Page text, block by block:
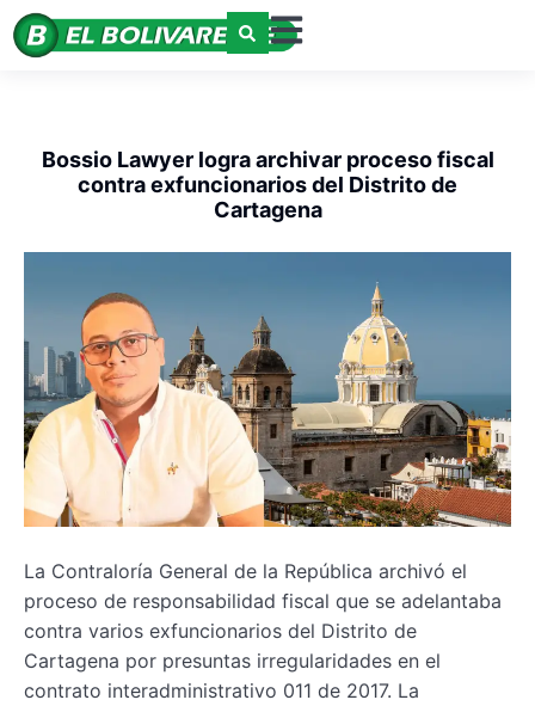
Bossio Lawyer logra archivar proceso fiscal
contra exfuncionarios del Distrito de
Cartagena
La Contraloría General de la República archivó el
proceso de responsabilidad fiscal que se adelantaba
contra varios exfuncionarios del Distrito de
Cartagena por presuntas irregularidades en el
contrato interadministrativo 011 de 2017. La